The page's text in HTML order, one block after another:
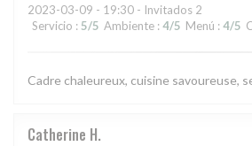
2023-03-09 - 19:30 - Invitados 2
Servicio : 5/5 Ambiente : 4/5 Menú : 4/5
Cadre chaleureux, cuisine savoureuse,
Catherine H